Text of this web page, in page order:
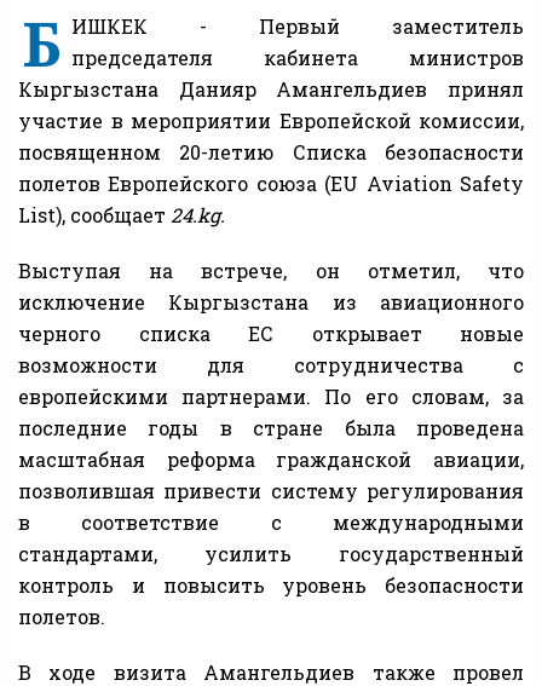
Б ИШКЕК - Первый заместитель
председателя кабинета министров
Кыргызстана Данияр Амангельдиев принял
участие в мероприятии Европейской комиссии,
посвященном 20-летию Списка безопасности
полетов Европейского союза (EU Aviation Safety
List), сообщает 24.kg.
Выступая на встрече, он отметил, что
исключение Кыргызстана из авиационного
черного списка ЕС открывает новые
возможности для сотрудничества с
европейскими партнерами. По его словам, за
последние годы в стране была проведена
масштабная реформа гражданской авиации,
позволившая привести систему регулирования
в соответствие с международными
стандартами, усилить государственный
контроль и повысить уровень безопасности
полетов.
В ходе визита Амангельдиев также провел